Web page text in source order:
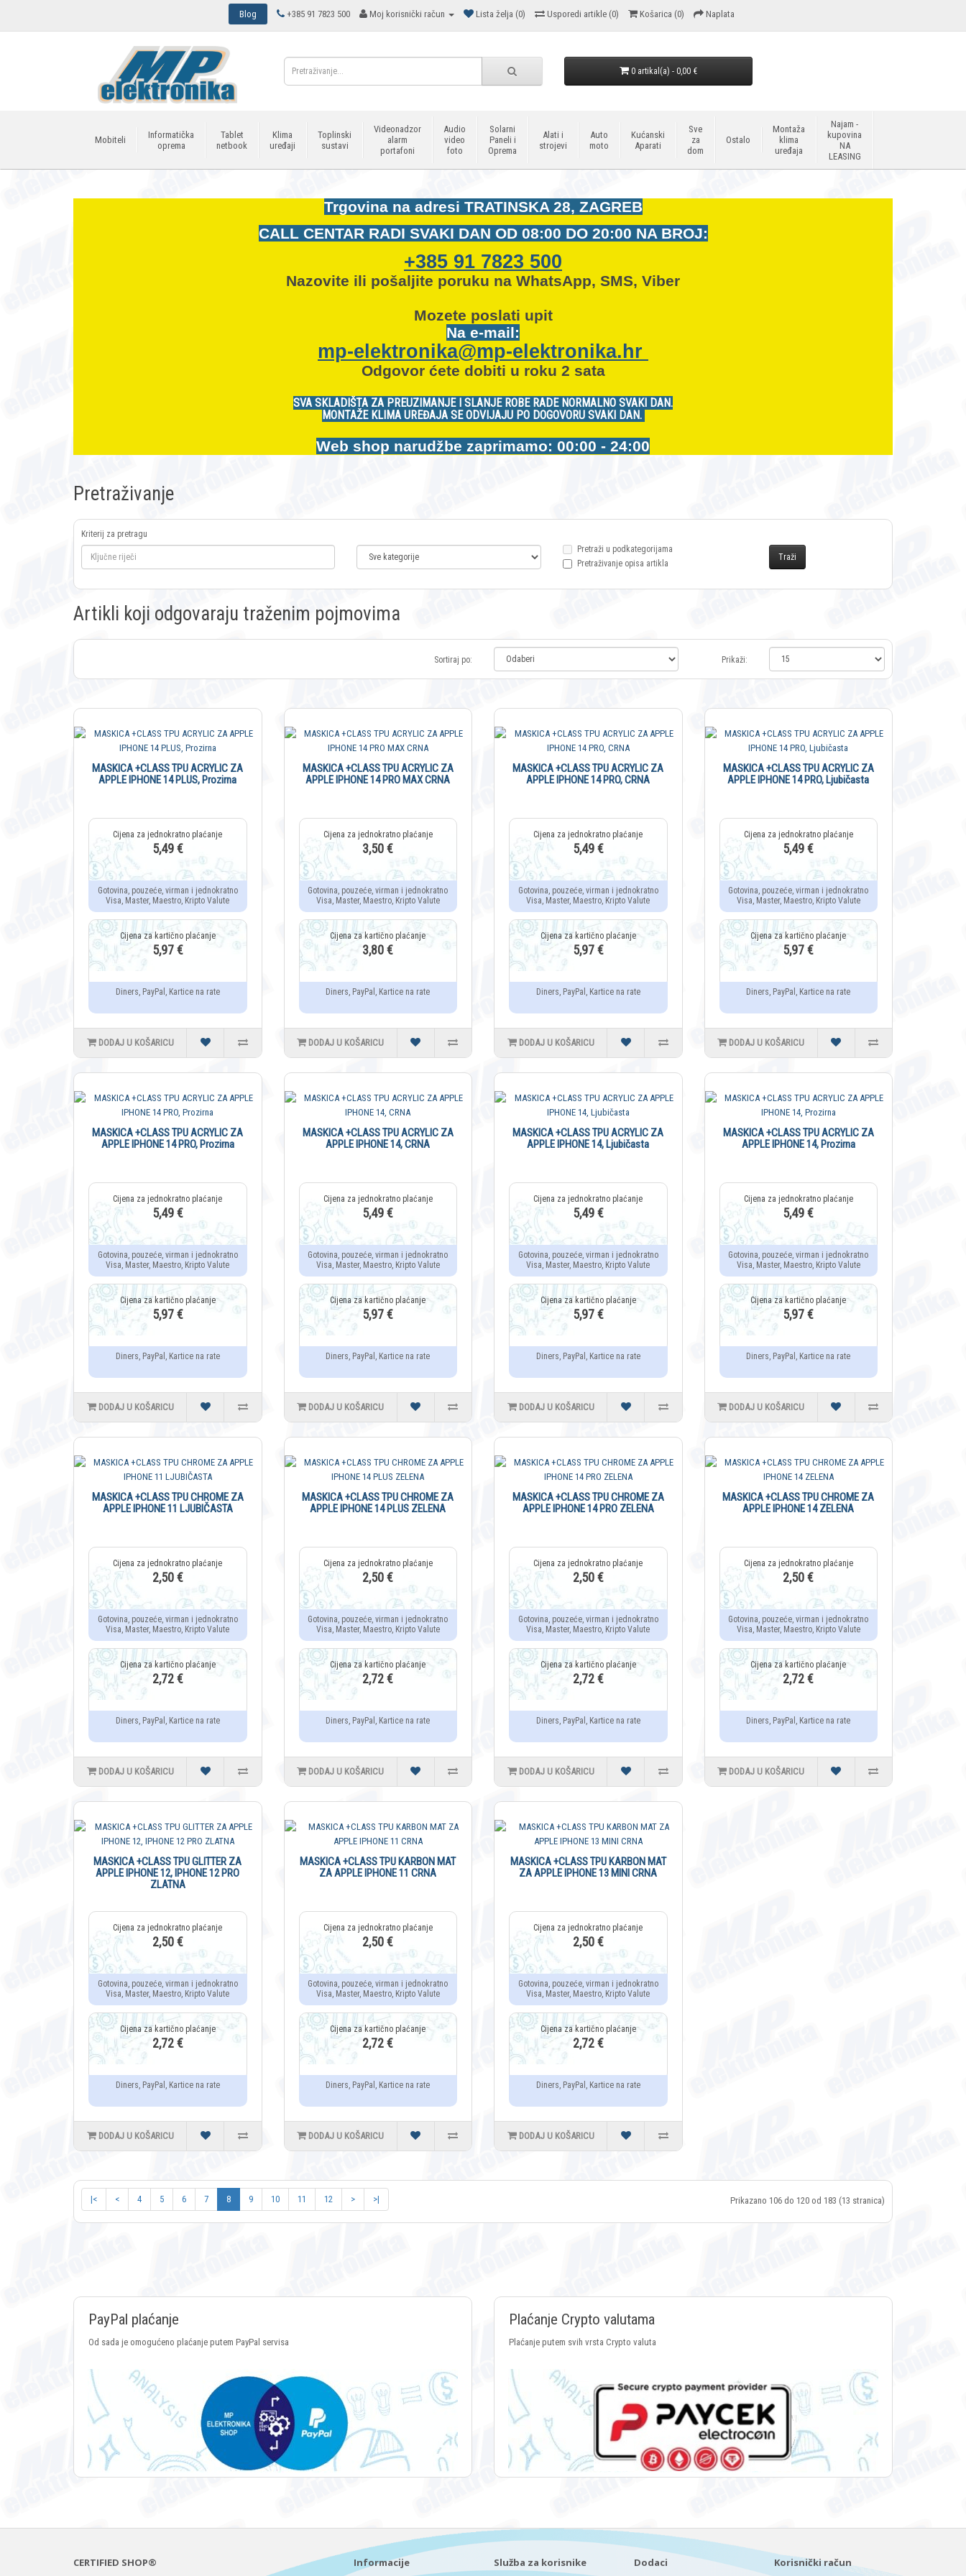
Blog +385 91 7823 500 Moj korisnički račun Lista želja (0) Usporedi artikle (0) Košarica (0) Naplata
0 artikal(a) - 0,00 €
Mobiteli
Informatička
oprema
Tablet
netbook
Klima
uređaji
Toplinski
sustavi
Videonadzor
alarm
portafoni
Audio
video
foto
Solarni
Paneli i
Oprema
Alati i
strojevi
Auto
moto
Kućanski
Aparati
Sve
za
dom
Ostalo
Montaža
klima
uređaja
Najam -
kupovina
NA
LEASING
Trgovina na adresi TRATINSKA 28, ZAGREB
CALL CENTAR RADI SVAKI DAN OD 08:00 DO 20:00 NA BROJ:
+385 91 7823 500
Nazovite ili pošaljite poruku na WhatsApp, SMS, Viber
Mozete poslati upit
Na e-mail:
mp-elektronika@mp-elektronika.hr
Odgovor ćete dobiti u roku 2 sata
SVA SKLADIŠTA ZA PREUZIMANJE I SLANJE ROBE RADE NORMALNO SVAKI DAN.
MONTAŽE KLIMA UREĐAJA SE ODVIJAJU PO DOGOVORU SVAKI DAN.
Web shop narudžbe zaprimamo: 00:00 - 24:00
Pretraživanje
Kriterij za pretragu
Pretraži u podkategorijama
Pretraživanje opisa artikla
Artikli koji odgovaraju traženim pojmovima
Sortiraj po: Prikaži:
MASKICA +CLASS TPU ACRYLIC ZA
APPLE IPHONE 14 PLUS, Prozirna
5,49 €
Gotovina, pouzeće, virman i jednokratno
Visa, Master, Maestro, Kripto Valute
5,97 €
Diners, PayPal, Kartice na rate
DODAJ U KOŠARICU
MASKICA +CLASS TPU ACRYLIC ZA
APPLE IPHONE 14 PRO MAX CRNA
3,50 €
Gotovina, pouzeće, virman i jednokratno
Visa, Master, Maestro, Kripto Valute
3,80 €
Diners, PayPal, Kartice na rate
DODAJ U KOŠARICU
MASKICA +CLASS TPU ACRYLIC ZA
APPLE IPHONE 14 PRO, CRNA
5,49 €
Gotovina, pouzeće, virman i jednokratno
Visa, Master, Maestro, Kripto Valute
5,97 €
Diners, PayPal, Kartice na rate
DODAJ U KOŠARICU
MASKICA +CLASS TPU ACRYLIC ZA
APPLE IPHONE 14 PRO, Ljubičasta
5,49 €
Gotovina, pouzeće, virman i jednokratno
Visa, Master, Maestro, Kripto Valute
5,97 €
Diners, PayPal, Kartice na rate
DODAJ U KOŠARICU
MASKICA +CLASS TPU ACRYLIC ZA
APPLE IPHONE 14 PRO, Prozirna
5,49 €
Gotovina, pouzeće, virman i jednokratno
Visa, Master, Maestro, Kripto Valute
5,97 €
Diners, PayPal, Kartice na rate
DODAJ U KOŠARICU
MASKICA +CLASS TPU ACRYLIC ZA
APPLE IPHONE 14, CRNA
5,49 €
Gotovina, pouzeće, virman i jednokratno
Visa, Master, Maestro, Kripto Valute
5,97 €
Diners, PayPal, Kartice na rate
DODAJ U KOŠARICU
MASKICA +CLASS TPU ACRYLIC ZA
APPLE IPHONE 14, Ljubičasta
5,49 €
Gotovina, pouzeće, virman i jednokratno
Visa, Master, Maestro, Kripto Valute
5,97 €
Diners, PayPal, Kartice na rate
DODAJ U KOŠARICU
MASKICA +CLASS TPU ACRYLIC ZA
APPLE IPHONE 14, Prozirna
5,49 €
Gotovina, pouzeće, virman i jednokratno
Visa, Master, Maestro, Kripto Valute
5,97 €
Diners, PayPal, Kartice na rate
DODAJ U KOŠARICU
MASKICA +CLASS TPU CHROME ZA
APPLE IPHONE 11 LJUBIČASTA
2,50 €
Gotovina, pouzeće, virman i jednokratno
Visa, Master, Maestro, Kripto Valute
2,72 €
Diners, PayPal, Kartice na rate
DODAJ U KOŠARICU
MASKICA +CLASS TPU CHROME ZA
APPLE IPHONE 14 PLUS ZELENA
2,50 €
Gotovina, pouzeće, virman i jednokratno
Visa, Master, Maestro, Kripto Valute
2,72 €
Diners, PayPal, Kartice na rate
DODAJ U KOŠARICU
MASKICA +CLASS TPU CHROME ZA
APPLE IPHONE 14 PRO ZELENA
2,50 €
Gotovina, pouzeće, virman i jednokratno
Visa, Master, Maestro, Kripto Valute
2,72 €
Diners, PayPal, Kartice na rate
DODAJ U KOŠARICU
MASKICA +CLASS TPU CHROME ZA
APPLE IPHONE 14 ZELENA
2,50 €
Gotovina, pouzeće, virman i jednokratno
Visa, Master, Maestro, Kripto Valute
2,72 €
Diners, PayPal, Kartice na rate
DODAJ U KOŠARICU
MASKICA +CLASS TPU GLITTER ZA
APPLE IPHONE 12, IPHONE 12 PRO
ZLATNA
2,50 €
Gotovina, pouzeće, virman i jednokratno
Visa, Master, Maestro, Kripto Valute
2,72 €
Diners, PayPal, Kartice na rate
DODAJ U KOŠARICU
MASKICA +CLASS TPU KARBON MAT
ZA APPLE IPHONE 11 CRNA
2,50 €
Gotovina, pouzeće, virman i jednokratno
Visa, Master, Maestro, Kripto Valute
2,72 €
Diners, PayPal, Kartice na rate
DODAJ U KOŠARICU
MASKICA +CLASS TPU KARBON MAT
ZA APPLE IPHONE 13 MINI CRNA
2,50 €
Gotovina, pouzeće, virman i jednokratno
Visa, Master, Maestro, Kripto Valute
2,72 €
Diners, PayPal, Kartice na rate
DODAJ U KOŠARICU
|< < 4 5 6 7 8 9 10 11 12 > >| Prikazano 106 do 120 od 183 (13 stranica)
PayPal plaćanje
Od sada je omogućeno plaćanje putem PayPal servisa
Plaćanje Crypto valutama
Plaćanje putem svih vrsta Crypto valuta
CERTIFIED SHOP® Informacije Služba za korisnike Dodaci Korisnički račun